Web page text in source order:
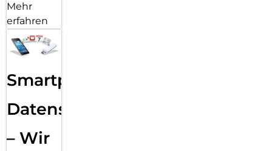
Mehr
erfahren
Smartphone
Datensicherung
– Wir